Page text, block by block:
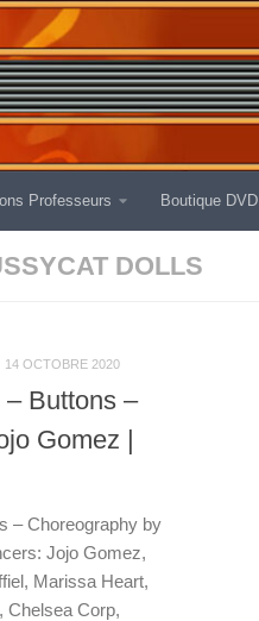
Professeurs Boutique DVD
DOLLS
14 OCTOBRE 2020
Buttons –
Gomez |
– Choreography by
Jojo Gomez,
Marissa Heart,
Chelsea Corp,